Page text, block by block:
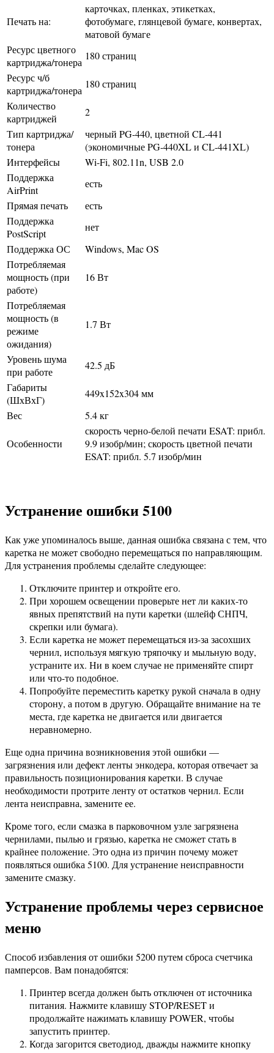
Печать на:
карточках, пленках, этикетках,
фотобумаге, глянцевой бумаге, конвертах,
матовой бумаге
Ресурс цветного
картриджа/тонера
180 страниц
Ресурс ч/б
картриджа/тонера
180 страниц
Количество
картриджей
2
Тип картриджа/
тонера
черный PG-440, цветной CL-441
(экономичные PG-440XL и CL-441XL)
Интерфейсы
Wi-Fi, 802.11n, USB 2.0
Поддержка
AirPrint
есть
Прямая печать
есть
Поддержка
PostScript
нет
Поддержка ОС
Windows, Mac OS
Потребляемая
мощность (при
работе)
16 Вт
Потребляемая
мощность (в
режиме
ожидания)
1.7 Вт
Уровень шума
при работе
42.5 дБ
Габариты
(ШхВхГ)
449x152x304 мм
Вес
5.4 кг
Особенности
скорость черно-белой печати ESAT: прибл.
9.9 изобр/мин; скорость цветной печати
ESAT: прибл. 5.7 изобр/мин
Устранение ошибки 5100
Как уже упоминалось выше, данная ошибка связана с тем, что
каретка не может свободно перемещаться по направляющим.
Для устранения проблемы сделайте следующее:
Отключите принтер и откройте его.
При хорошем освещении проверьте нет ли каких-то
явных препятствий на пути каретки (шлейф СНПЧ,
скрепки или бумага).
Если каретка не может перемещаться из-за засохших
чернил, используя мягкую тряпочку и мыльную воду,
устраните их. Ни в коем случае не применяйте спирт
или что-то подобное.
Попробуйте переместить каретку рукой сначала в одну
сторону, а потом в другую. Обращайте внимание на те
места, где каретка не двигается или двигается
неравномерно.
Еще одна причина возникновения этой ошибки —
загрязнения или дефект ленты энкодера, которая отвечает за
правильность позиционирования каретки. В случае
необходимости протрите ленту от остатков чернил. Если
лента неисправна, замените ее.
Кроме того, если смазка в парковочном узле загрязнена
чернилами, пылью и грязью, каретка не сможет стать в
крайнее положение. Это одна из причин почему может
появляться ошибка 5100. Для устранение неисправности
замените смазку.
Устранение проблемы через сервисное
меню
Способ избавления от ошибки 5200 путем сброса счетчика
памперсов. Вам понадобятся:
Принтер всегда должен быть отключен от источника
питания. Нажмите клавишу STOP/RESET и
продолжайте нажимать клавишу POWER, чтобы
запустить принтер.
Когда загорится светодиод, дважды нажмите кнопку